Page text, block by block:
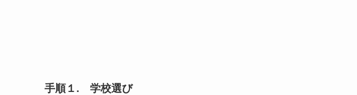
手順１. 学校選び